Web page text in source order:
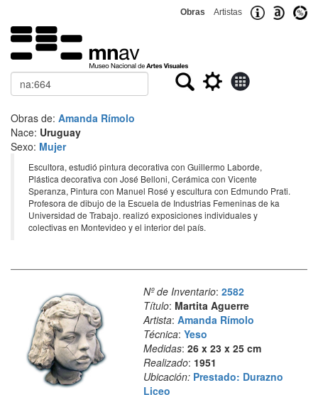
Obras Artistas
Buscar
Obras de: Amanda Rímolo
Nace: Uruguay
Sexo: Mujer
Escultora, estudió pintura decorativa con Guillermo Laborde,
Plástica decorativa con José Belloni, Cerámica con Vicente
Speranza, Pintura con Manuel Rosé y escultura con Edmundo Prati.
Profesora de dibujo de la Escuela de Industrias Femeninas de ka
Universidad de Trabajo. realizó exposiciones individuales y
colectivas en Montevideo y el interior del país.
Nº de Inventario: 2582
Título: Martita Aguerre
Artista: Amanda Rímolo
Técnica: Yeso
Medidas: 26 x 23 x 25 cm
Realizado: 1951
Ubicación: Prestado: Durazno
Liceo